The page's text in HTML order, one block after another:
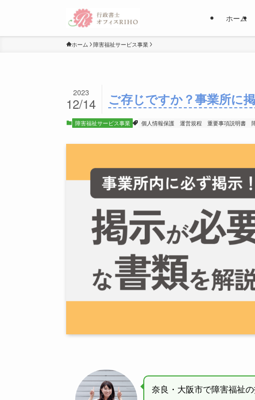
ホーム
ホーム 障害福祉サービス事業
ご存じですか？事業所に
2023
12/14
障害福祉サービス事業 個人情報保護 運営規程 重要事項説明書
奈良・大阪市で障害福祉